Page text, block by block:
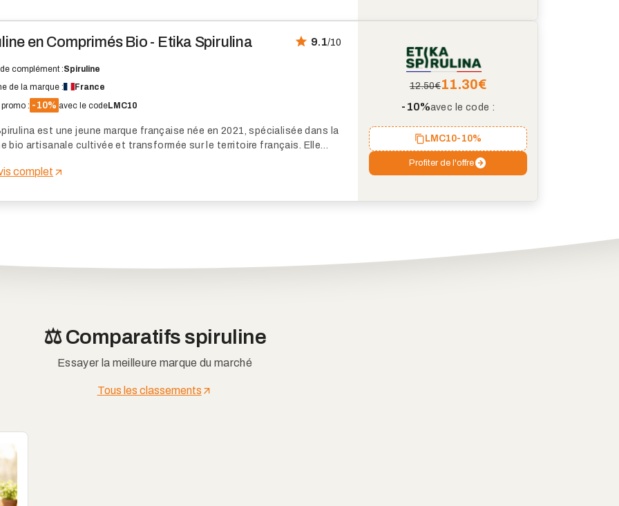
en Comprimés Bio - Etika Spirulina 9.1/10
complément :Spiruline
de la marque :
France
: -10% avec le codeLMC10
est une jeune marque française née en 2021, spécialisée dans la
bio artisanale cultivée et transformée sur le territoire français. Elle
nomades à la spiruline fraîche surgelée.
complet
12.50€11.30€
-10%avec le code :
LMC10-10%
Profiter de l'offre
⚖️ Comparatifs spiruline
Essayer la meilleure marque du marché
Tous les classements